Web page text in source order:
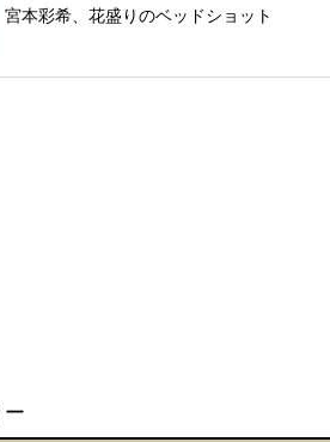
宮本彩希、花盛りのベッドショット